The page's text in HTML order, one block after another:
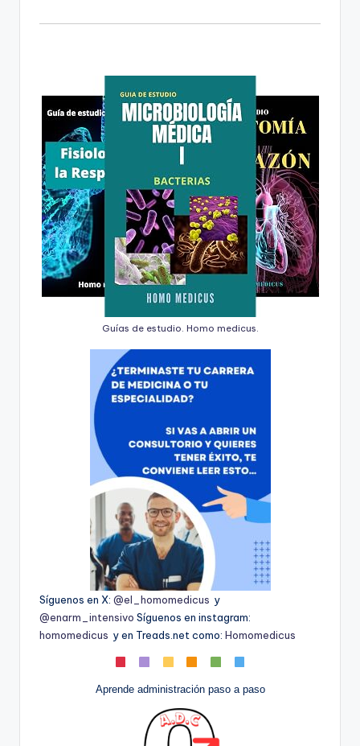
Guías de estudio. Homo medicus.
Síguenos en X: @el_homomedicus y
@enarm_intensivo Síguenos en instagram:
homomedicus y en Treads.net como: Homomedicus
Aprende administración paso a paso